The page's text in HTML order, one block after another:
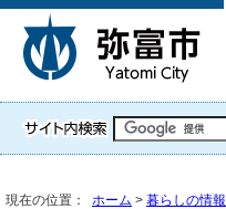
現在の位置： ホーム > 暮らしの情報